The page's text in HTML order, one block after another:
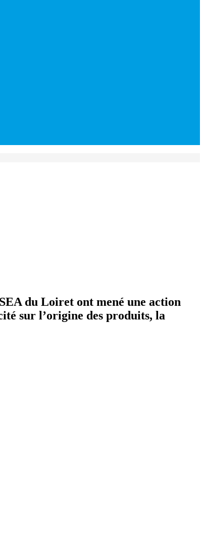
du Loiret ont mené une action
sur l’origine des produits, la